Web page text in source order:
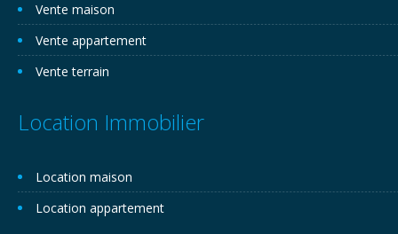
Vente maison
Vente appartement
Vente terrain
Location Immobilier
Location maison
Location appartement